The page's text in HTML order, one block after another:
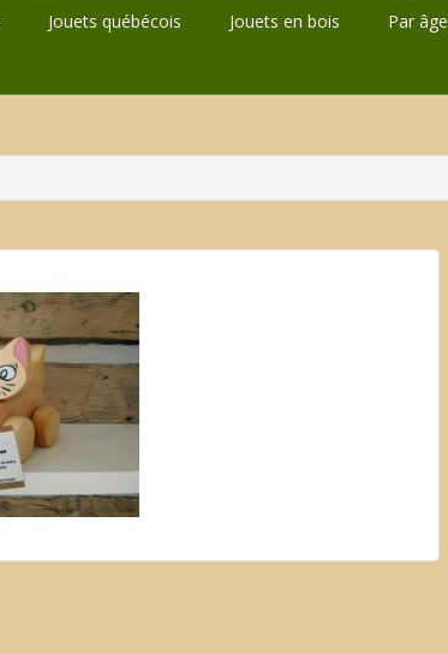
Jouets québécois Jouets en bois Par âge